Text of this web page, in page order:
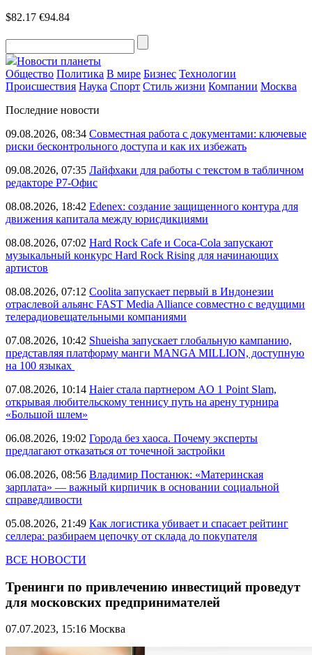
$82.17 €94.84
Новости планеты
Общество Политика В мире Бизнес Технологии
Происшествия Наука Спорт Стиль жизни Компании Москва
Последние новости
09.08.2026, 08:34 Совместная работа с документами: ключевые
риски бесконтрольного доступа и как их избежать
09.08.2026, 07:35 Лайфхаки для работы с текстом в табличном
редакторе Р7-Офис
08.08.2026, 18:42 Edenex: создание защищенного контура для
движения капитала между юрисдикциями
08.08.2026, 07:02 Hard Rock Cafe и Coca-Cola запускают
музыкальный конкурс Hard Rock Rising для начинающих
артистов
08.08.2026, 07:12 Coolita запускает первый в Индонезии
отраслевой альянс FAST Media Alliance совместно с ведущими
телерадиовещательными компаниями
07.08.2026, 10:42 Shueisha запускает глобальную кампанию,
представляя платформу манги MANGA MILLION, доступную
на 100 языках
07.08.2026, 10:14 Haier стала партнером AO 1 Point Slam,
открывая любительскому теннису путь на арену турнира
«Большой шлем»
06.08.2026, 19:02 Города без хаоса. Почему эксперты
предлагают отказаться от точечной застройки
06.08.2026, 08:56 Владимир Постанюк: «Материнская
зарплата» — важный кирпичик в основании социальной
справедливости
05.08.2026, 21:49 Как логистика убивает и спасает рейтинг
селлера: разбираем цепочку от склада до покупателя
ВСЕ НОВОСТИ
Тренинги по привлечению инвестиций проведут
для московских предпринимателей
07.07.2023, 15:16 Москва